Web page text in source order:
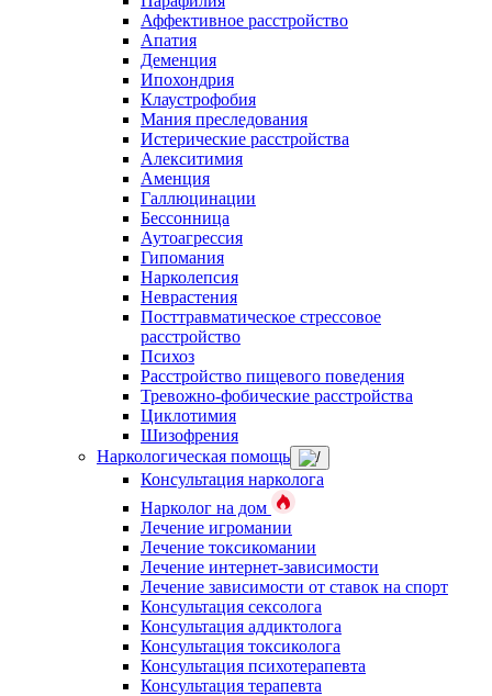
Аффективное расстройство
Апатия
Деменция
Ипохондрия
Клаустрофобия
Мания преследования
Истерические расстройства
Алекситимия
Аменция
Галлюцинации
Бессонница
Аутоагрессия
Гипомания
Нарколепсия
Неврастения
Посттравматическое стрессовое
расстройство
Психоз
Расстройство пищевого поведения
Тревожно-фобические расстройства
Циклотимия
Шизофрения
Наркологическая помощь
Консультация нарколога
Нарколог на дом
Лечение игромании
Лечение токсикомании
Лечение интернет-зависимости
Лечение зависимости от ставок на спорт
Консультация сексолога
Консультация аддиктолога
Консультация токсиколога
Консультация психотерапевта
Консультация терапевта